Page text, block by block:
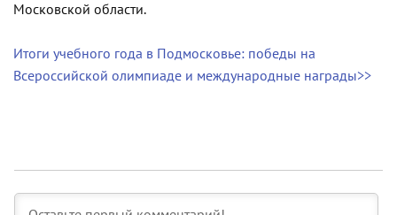
Московской области.
Итоги учебного года в Подмосковье: победы на
Всероссийской олимпиаде и международные награды>>